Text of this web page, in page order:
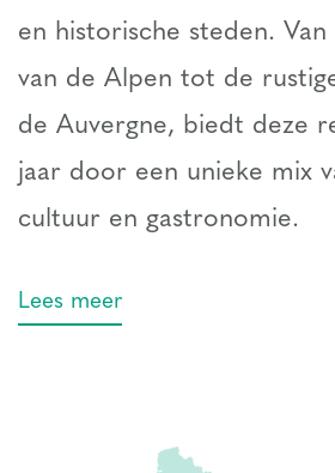
en historische steden.
van de Alpen tot de
de Auvergne, biedt deze
jaar door een unieke mix
cultuur en gastronomie.
Lees meer